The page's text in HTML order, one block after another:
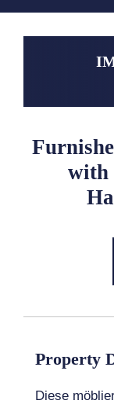
with
Property
Diese